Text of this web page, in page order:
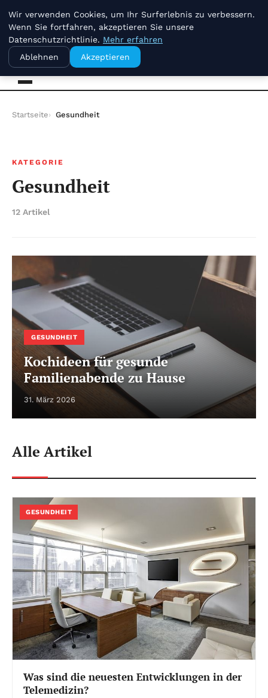
vendredi 7 août 2026
B Kg
Startseite Gesundheit
KATEGORIE
Gesundheit
12 Artikel
GESUNDHEIT
Kochideen für gesunde
Familienabende zu Hause
31. März 2026
Alle Artikel
GESUNDHEIT
Was sind die neuesten Entwicklungen in der
Telemedizin?
Wir verwenden Cookies, um Ihr Surferlebnis zu verbessern.
Wenn Sie fortfahren, akzeptieren Sie unsere
Datenschutzrichtlinie. Mehr erfahren
Ablehnen
Akzeptieren